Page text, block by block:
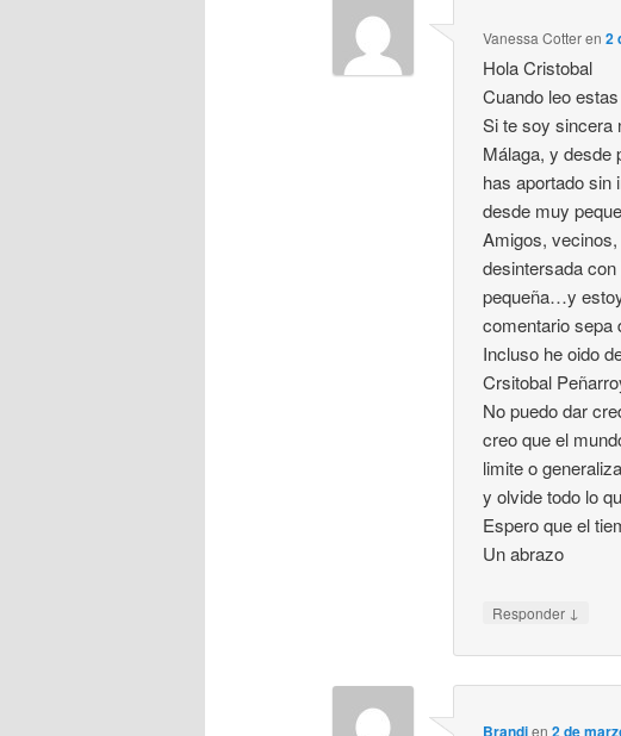
Vanessa Cotteren2
Hola Cristobal
Cuando leo
Si te soy sincera
Málaga, y desde
has aportado sin
desde muy
Amigos,
desintersada
pequeña…y
comentario sepa
Incluso he oido
Crsitobal
No puedo dar
creo que el
limite o
y olvide todo lo
Espero que el
Un abrazo
Responder ↓
Brandien2 de